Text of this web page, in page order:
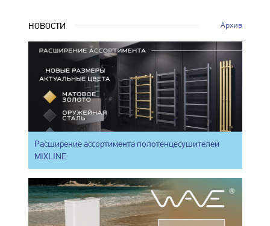
НОВОСТИ Архив
Расширение ассортимента полотенцесушителей
MIXLINE